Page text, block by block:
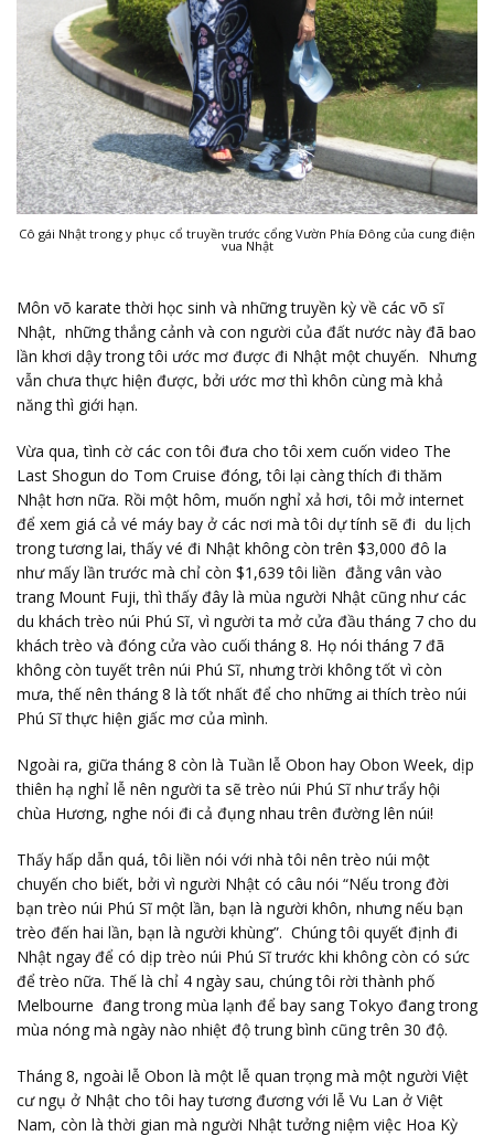
Cô gái Nhật trong y phục cổ truyền trước cổng Vườn Phía Đông của cung điện
vua Nhật
Môn võ karate thời học sinh và những truyền kỳ về các võ sĩ
Nhật, những thắng cảnh và con người của đất nước này đã bao
lần khơi dậy trong tôi ước mơ được đi Nhật một chuyến. Nhưng
vẫn chưa thực hiện được, bởi ước mơ thì khôn cùng mà khả
năng thì giới hạn.
Vừa qua, tình cờ các con tôi đưa cho tôi xem cuốn video The
Last Shogun do Tom Cruise đóng, tôi lại càng thích đi thăm
Nhật hơn nữa. Rồi một hôm, muốn nghỉ xả hơi, tôi mở internet
để xem giá cả vé máy bay ở các nơi mà tôi dự tính sẽ đi du lịch
trong tương lai, thấy vé đi Nhật không còn trên $3,000 đô la
như mấy lần trước mà chỉ còn $1,639 tôi liền đằng vân vào
trang Mount Fuji, thì thấy đây là mùa người Nhật cũng như các
du khách trèo núi Phú Sĩ, vì người ta mở cửa đầu tháng 7 cho du
khách trèo và đóng cửa vào cuối tháng 8. Họ nói tháng 7 đã
không còn tuyết trên núi Phú Sĩ, nhưng trời không tốt vì còn
mưa, thế nên tháng 8 là tốt nhất để cho những ai thích trèo núi
Phú Sĩ thực hiện giấc mơ của mình.
Ngoài ra, giữa tháng 8 còn là Tuần lễ Obon hay Obon Week, dịp
thiên hạ nghỉ lễ nên người ta sẽ trèo núi Phú Sĩ như trẩy hội
chùa Hương, nghe nói đi cả đụng nhau trên đường lên núi!
Thấy hấp dẫn quá, tôi liền nói với nhà tôi nên trèo núi một
chuyến cho biết, bởi vì người Nhật có câu nói “Nếu trong đời
bạn trèo núi Phú Sĩ một lần, bạn là người khôn, nhưng nếu bạn
trèo đến hai lần, bạn là người khùng”. Chúng tôi quyết định đi
Nhật ngay để có dịp trèo núi Phú Sĩ trước khi không còn có sức
để trèo nữa. Thế là chỉ 4 ngày sau, chúng tôi rời thành phố
Melbourne đang trong mùa lạnh để bay sang Tokyo đang trong
mùa nóng mà ngày nào nhiệt độ trung bình cũng trên 30 độ.
Tháng 8, ngoài lễ Obon là một lễ quan trọng mà một người Việt
cư ngụ ở Nhật cho tôi hay tương đương với lễ Vu Lan ở Việt
Nam, còn là thời gian mà người Nhật tưởng niệm việc Hoa Kỳ